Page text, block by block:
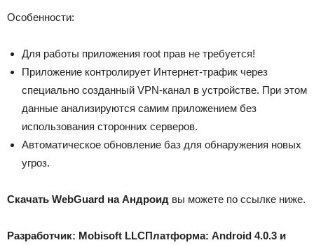
Особенности:
Для работы приложения root прав не требуется!
Приложение контролирует Интернет-трафик через
специально созданный VPN-канал в устройстве. При этом
данные анализируются самим приложением без
использования сторонних серверов.
Автоматическое обновление баз для обнаружения новых
угроз.
Скачать WebGuard на Андроид вы можете по ссылке ниже.
Разработчик: Mobisoft LLCПлатформа: Android 4.0.3 и